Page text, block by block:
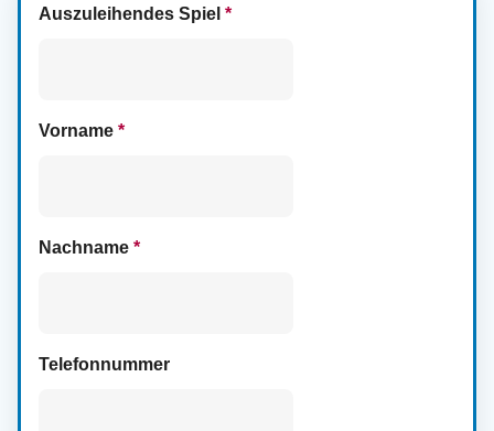
Auszuleihendes Spiel *
Vorname *
Nachname *
Telefonnummer